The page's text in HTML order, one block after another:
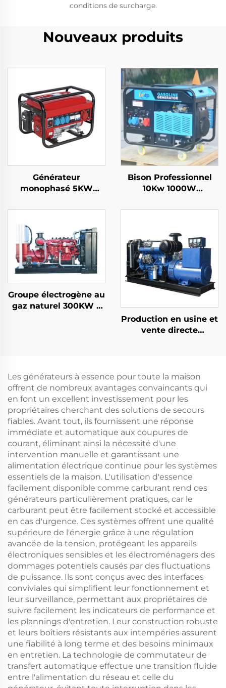
conditions de surcharge.
Nouveaux produits
Générateur
monophasé 5KW
automatique Moteur
air 650W Puissance
nominale Utilisation
domestique et
extérieure Fréquence
Bison Professionnel
10Kw 1000W
Gazoline Monophasé
60Hz Fréquence Sortie
CC
Groupe électrogène au
gaz naturel 300KW à
Production en usine et
vente directe
Ricardo
Les générateurs à essence pour toute la maison
offrent de nombreux avantages convaincants qui
en font un excellent investissement pour les
propriétaires cherchant des solutions de secours
fiables. Avant tout, ils fournissent une réponse
immédiate et automatique aux coupures de
courant, éliminant ainsi la nécessité d'une
intervention manuelle et garantissant une
alimentation électrique continue pour les systèmes
essentiels de la maison. L'utilisation d'essence
facilement disponible comme carburant rend ces
générateurs particulièrement pratiques, car le
carburant peut être facilement stocké et accessible
en cas d'urgence. Ces systèmes offrent une qualité
supérieure de l'énergie grâce à une régulation
avancée de la tension, protégeant les appareils
électroniques sensibles et les électroménagers des
dommages potentiels causés par des fluctuations
de puissance. Ils sont conçus avec des interfaces
conviviales qui simplifient leur fonctionnement et
leur surveillance, permettant aux propriétaires de
suivre facilement les indicateurs de performance et
les plannings d'entretien. Leur construction robuste
et leurs boîtiers résistants aux intempéries assurent
une fiabilité à long terme et des besoins minimaux
en entretien. La technologie de commutateur de
transfert automatique effectue une transition fluide
entre l'alimentation du réseau et celle du